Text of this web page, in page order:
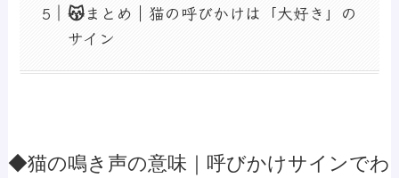
😽まとめ｜猫の呼びかけは「大好き」の
サイン
◆猫の鳴き声の意味｜呼びかけサインでわ